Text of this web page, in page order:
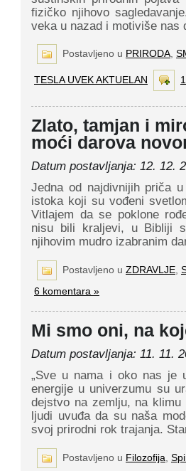
fizičko njihovo
veka u nazad i motiviše
Postavljeno u PRIRODA
TESLA UVEK AKTUELAN
Zlato, tamjan i
moći darova
Datum postavljanja: 12. 12.
Jedna od najdivnijih priča
istoka koji su vođeni
Vitlajem da se poklone
nisu bili kraljevi, u Bibliji
njihovim mudro izabranim
Postavljeno u ZDRAVLJE
6 komentara »
Mi smo oni, na
Datum postavljanja: 11. 11.
„Sve u nama i oko nas
energije u univerzumu su
dejstvo na zemlju, na
ljudi uvuđa da su naša
svoj prirodni rok trajanja.
Postavljeno u Filozofija